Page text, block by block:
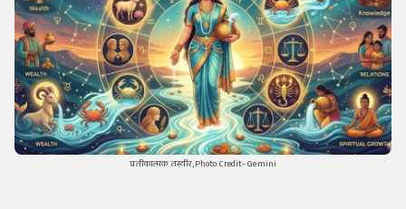
प्रतीकात्मक तस्वीर,Photo Credit- Gemini